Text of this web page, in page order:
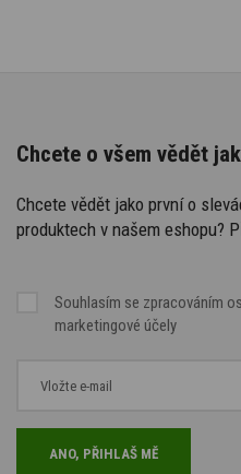
Chcete o všem vědět
Chcete vědět jako první o
produktech v našem eshopu?
Souhlasím se zpracováním
marketingové účely